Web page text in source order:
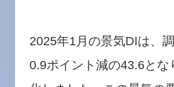
2025年1月の景気DIは、
0.9ポイント減の43.6とな